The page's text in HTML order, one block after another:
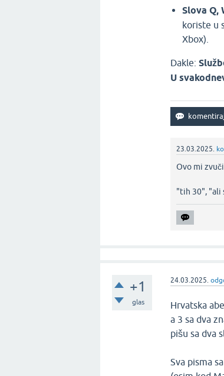
Slova Q,
koriste u
Xbox).
Dakle:
U
23.03.2025.
Ovo mi
"tih 30", "ali
+1
glas
24.03.2025.
Hrvatska
a 3 sa dva
pišu sa dva
Sva pisma